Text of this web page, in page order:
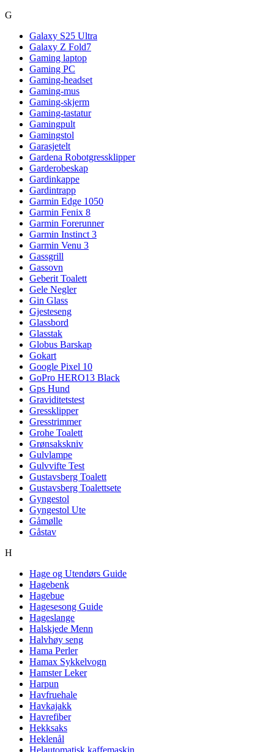
G
Galaxy S25 Ultra
Galaxy Z Fold7
Gaming laptop
Gaming PC
Gaming-headset
Gaming-mus
Gaming-skjerm
Gaming-tastatur
Gamingpult
Gamingstol
Garasjetelt
Gardena Robotgressklipper
Garderobeskap
Gardinkappe
Gardintrapp
Garmin Edge 1050
Garmin Fenix 8
Garmin Forerunner
Garmin Instinct 3
Garmin Venu 3
Gassgrill
Gassovn
Geberit Toalett
Gele Negler
Gin Glass
Gjesteseng
Glassbord
Glasstak
Globus Barskap
Gokart
Google Pixel 10
GoPro HERO13 Black
Gps Hund
Graviditetstest
Gressklipper
Gresstrimmer
Grohe Toalett
Grønsakskniv
Gulvlampe
Gulvvifte Test
Gustavsberg Toalett
Gustavsberg Toalettsete
Gyngestol
Gyngestol Ute
Gåmølle
Gåstav
H
Hage og Utendørs Guide
Hagebenk
Hagebue
Hagesesong Guide
Hageslange
Halskjede Menn
Halvhøy seng
Hama Perler
Hamax Sykkelvogn
Hamster Leker
Harpun
Havfruehale
Havkajakk
Havrefiber
Hekksaks
Heklenål
Helautomatisk kaffemaskin